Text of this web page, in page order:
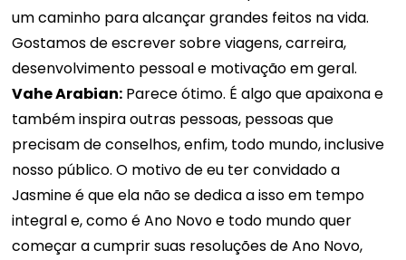
um caminho para alcançar grandes feitos na vida.
Gostamos de escrever sobre viagens, carreira,
desenvolvimento pessoal e motivação em geral.
Vahe Arabian: Parece ótimo. É algo que apaixona e
também inspira outras pessoas, pessoas que
precisam de conselhos, enfim, todo mundo, inclusive
nosso público. O motivo de eu ter convidado a
Jasmine é que ela não se dedica a isso em tempo
integral e, como é Ano Novo e todo mundo quer
começar a cumprir suas resoluções de Ano Novo,